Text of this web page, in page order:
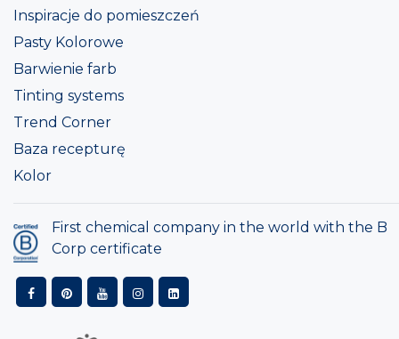
Inspiracje do pomieszczeń
Pasty Kolorowe
Barwienie farb
Tinting systems
Trend Corner
Baza recepturę
Kolor
First chemical company in the world with the B
Corp certificate